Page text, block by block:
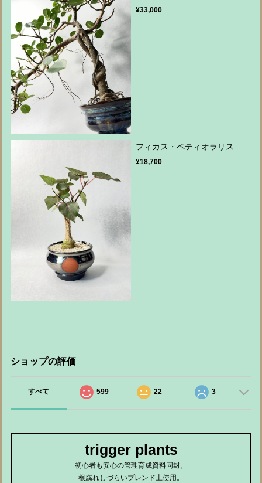
¥33,000
フィカス・ペティオラリス
¥18,700
ショップの評価
すべて 599 22 3
trigger plants
初心者も安心の管理育成資料同封。
根腐れしづらいブレンド土使用。